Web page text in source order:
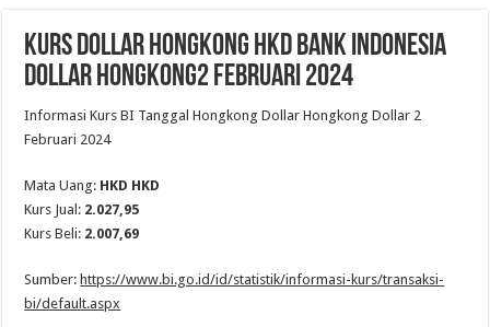
Kurs Dollar Hongkong HKD Bank Indonesia
Dollar Hongkong2 Februari 2024
Informasi Kurs BI Tanggal Hongkong Dollar Hongkong Dollar 2
Februari 2024
Mata Uang: HKD HKD
Kurs Jual: 2.027,95
Kurs Beli: 2.007,69
Sumber: https://www.bi.go.id/id/statistik/informasi-kurs/transaksi-
bi/default.aspx